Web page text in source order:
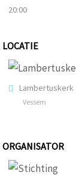
20:00
LOCATIE
Lambertuskerk
Vessem
ORGANISATOR